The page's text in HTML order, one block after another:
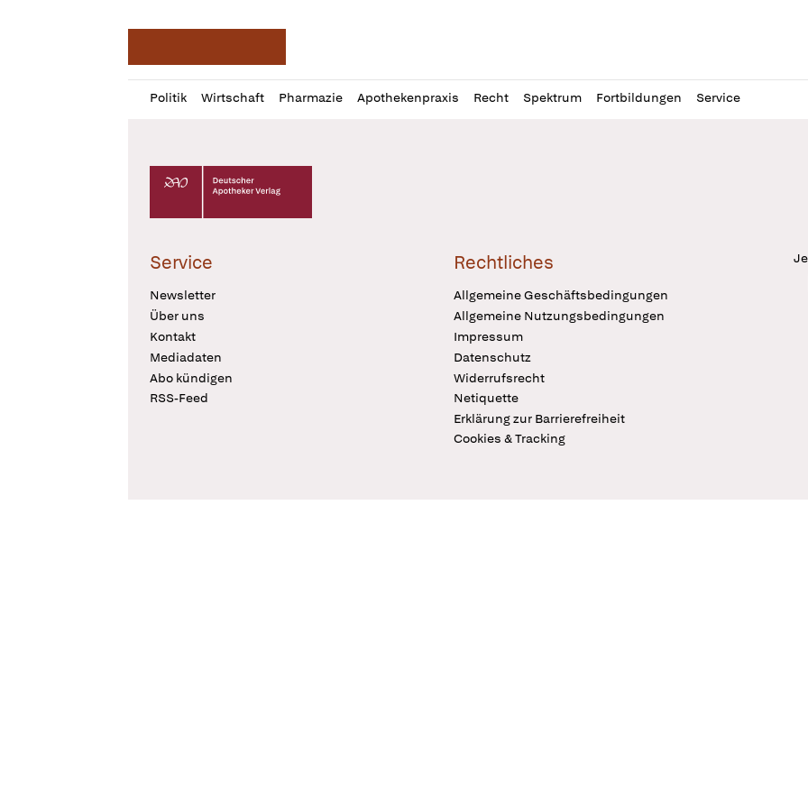
Politik Wirtschaft Pharmazie Apothekenpraxis Recht Spektrum Fortbildungen Service
Profil
öffnen
Daz
Pur
Deutscher Apotheker Verlag Logo
Service
Newsletter
Über uns
Kontakt
Mediadaten
Abo kündigen
RSS-Feed
Rechtliches
Allgemeine Geschäftsbedingungen
Allgemeine Nutzungsbedingungen
Impressum
Datenschutz
Widerrufsrecht
Netiquette
Erklärung zur Barrierefreiheit
Cookies & Tracking